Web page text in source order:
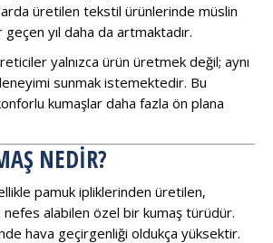
üretilen tekstil ürünlerinde müslin
geçen yıl daha da artmaktadır.
yalnızca ürün üretmek değil; aynı
sunmak istemektedir. Bu
kumaşlar daha fazla ön plana
NEDIR?
pamuk ipliklerinden üretilen,
nefes alabilen özel bir kumaş türüdür.
hava geçirgenliği oldukça yüksektir.